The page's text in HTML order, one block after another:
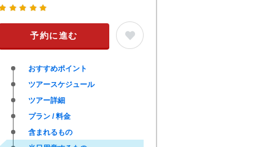
予約に進む
おすすめポイント
ツアースケジュール
ツアー詳細
プラン / 料金
含まれるもの